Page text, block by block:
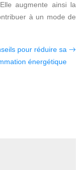
augmente ainsi la
à un mode de
pour réduire sa
énergétique